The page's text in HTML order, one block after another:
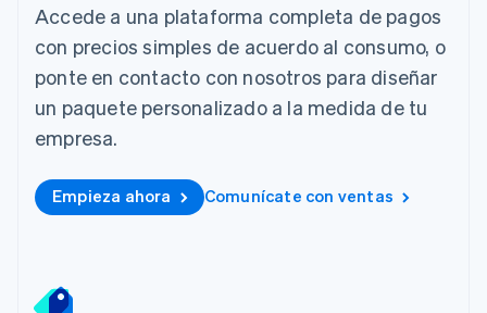
Accede a una plataforma completa de pagos
con precios simples de acuerdo al consumo, o
ponte en contacto con nosotros para diseñar
un paquete personalizado a la medida de tu
empresa.
Empieza ahora Comunícate con ventas
Irlanda
Italia
Italiano English
Japón
Letonia
Liechtenstein
DeutschEnglish
Français